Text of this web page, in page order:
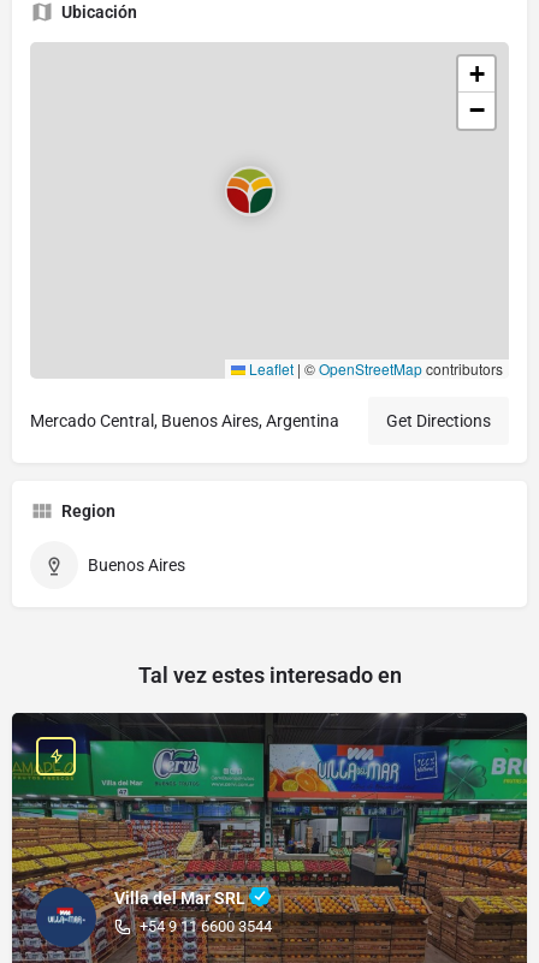
Ubicación
+
−
Leaflet | ©OpenStreetMapcontributors
Mercado Central, Buenos Aires, Argentina Get Directions
Region
Buenos Aires
Tal vez estes interesado en
Villa del Mar SRL
+54 9 11 6600 3544